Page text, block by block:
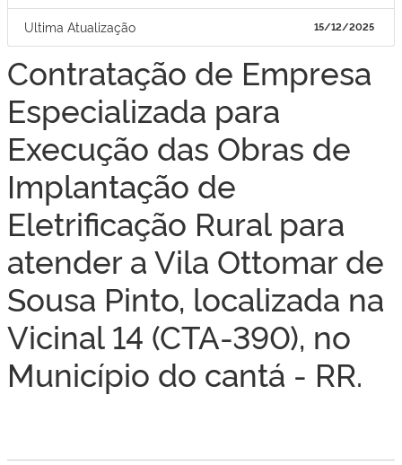
Ultima Atualização 15/12/2025
Contratação de Empresa
Especializada para
Execução das Obras de
Implantação de
Eletrificação Rural para
atender a Vila Ottomar de
Sousa Pinto, localizada na
Vicinal 14 (CTA-390), no
Município do cantá - RR.